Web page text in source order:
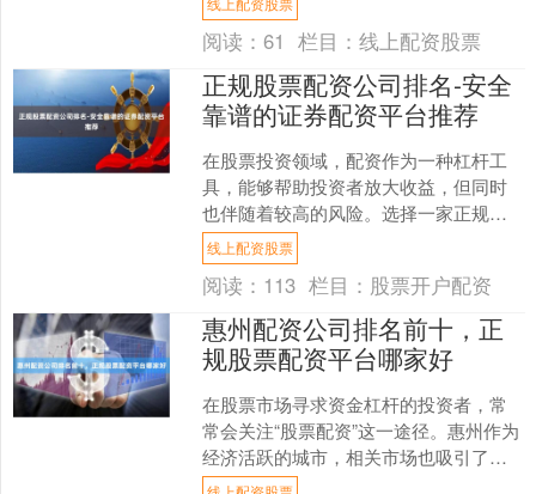
足往往成为投资者扩....
阅读：61 栏目：线上配资股票
正规股票配资公司排名-安全
靠谱的证券配资平台推荐
在股票投资领域，配资作为一种杠杆工
具，能够帮助投资者放大收益，但同时
也伴随着较高的风险。选择一家正规、
安全、靠谱的证券配资平台至关重要。
本文将为您梳理当前市场上....
线上配资股票
阅读： 113 栏目： 股票开户配资
惠州配资公司排名前十，正
规股票配资平台哪家好
在股票市场寻求资金杠杆的投资者，常
常会关注“股票配资”这一途径。惠州作为
经济活跃的城市，相关市场也吸引了不
少目光。然而，网络上诸如“惠州配资公